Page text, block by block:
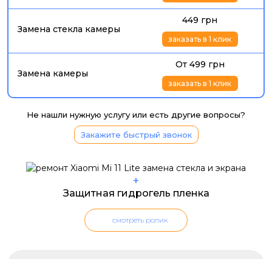
Замена стекла камеры
449 грн
заказать в 1 клик
Замена камеры
От 499 грн
заказать в 1 клик
Не нашли нужную услугу или есть другие вопросы?
Закажите быстрый звонок
+
Защитная гидрогель пленка
смотреть ролик